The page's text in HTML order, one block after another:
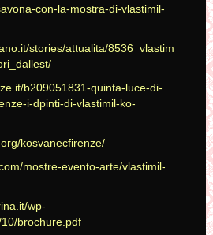
con-la-mostra-di-vlastimil-
stories/attualita/8536_vlastim
b209051831-quinta-luce-di-
i-dpinti-di-vlastimil-ko-
kosvanecfirenze/
mostre-evento-arte/vlastimil-
wp-
brochure.pdf